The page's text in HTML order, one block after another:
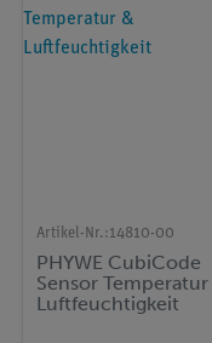
Artikel-Nr.:14810-00
PHYWE CubiCode
Sensor Temperatur
Luftfeuchtigkeit